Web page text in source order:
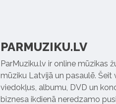
PARMUZIKU.LV
ParMuziku.lv ir online mūzikas
mūziku Latvijā un pasaulē. Šeit
viedokļus, albumu, DVD un
biznesa ikdienā neredzamo